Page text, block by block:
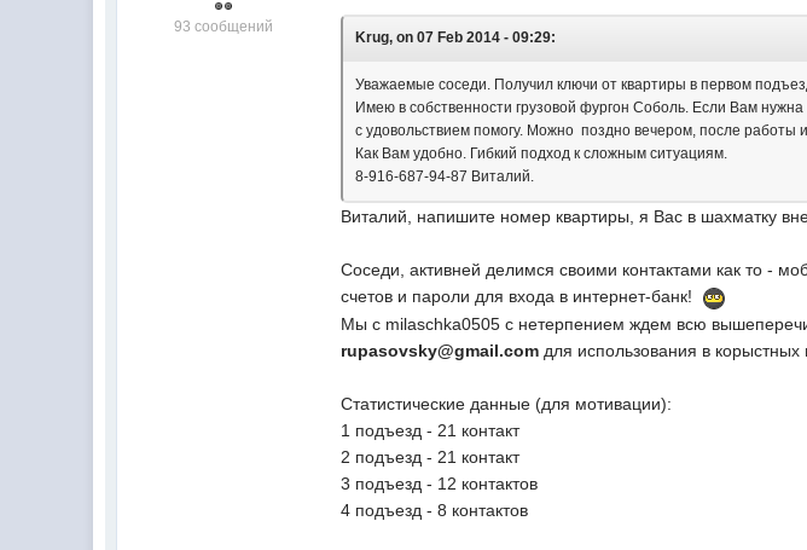
93 сообщений
Krug, on 07 Feb 2014 - 09:29:
Уважаемые соседи. Получил ключи от квартиры в первом
Имею в собственности грузовой фургон Соболь. Если Вам
с удовольствием помогу. Можно поздно вечером, после работы
Как Вам удобно. Гибкий подход к сложным ситуациям.
8-916-687-94-87 Виталий.
Виталий, напишите номер квартиры, я Вас в шахматку
Соседи, активней делимся своими контактами как то -
счетов и пароли для входа в интернет-банк!
Мы с milaschka0505 c нетерпением ждем всю
rupasovsky@gmail.com для использования в корыстных
Статистические данные (для мотивации):
1 подъезд - 21 контакт
2 подъезд - 21 контакт
3 подъезд - 12 контактов
4 подъезд - 8 контактов